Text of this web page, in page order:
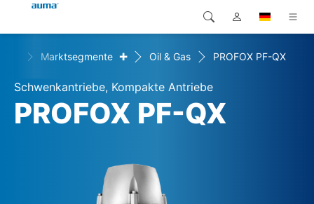
Produkte
Lösungen
Global
Europa
Nordamerika
Suche
Marktsegmente + Oil & Gas PROFOX PF-QX
Schwenkantriebe, Kompakte Antriebe
PROFOX PF-QX